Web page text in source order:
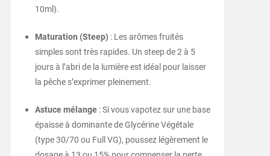
10ml).
Maturation (Steep) : Les arômes fruités
simples sont très rapides. Un steep de 2 à 5
jours à l’abri de la lumière est idéal pour laisser
la pêche s’exprimer pleinement.
Astuce mélange: Si vous vapotez sur une base
épaisse à dominante de Glycérine Végétale
(type 30/70 ou Full VG), poussez légèrement le